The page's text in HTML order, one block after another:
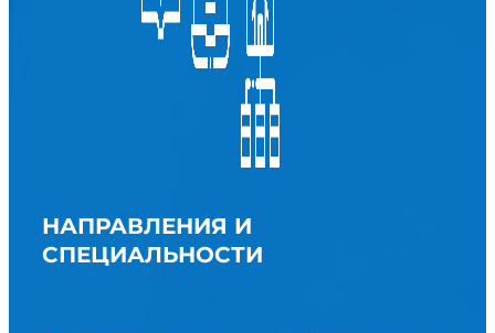
НАПРАВЛЕНИЯ И
СПЕЦИАЛЬНОСТИ